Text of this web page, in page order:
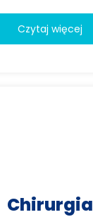
Czytaj więcej
Chirurgia